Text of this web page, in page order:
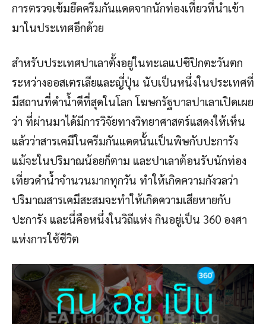
การตรวจเข้มยึดครีมกันแดดจากนักท่องเที่ยวที่นำเข้า
มาในประเทศอีกด้วย
สำหรับประเทศปาเลาตั้งอยู่ในทะเลแปซิปิกตะวันตก
ระหว่างออสเตรเลียและญี่ปุ่น นับเป็นหนึ่งในประเทศที่
มีสถานที่ดำน้ำดีที่สุดในโลก โฆษกรัฐบาลปาเลาเปิดเผย
ว่า ที่ผ่านมาได้มีการวิจัยทางวิทยาศาสตร์แสดงให้เห็น
แล้วว่าสารเคมีในครีมกันแดดนั้นเป็นพิษกับปะการัง
แม้จะในปริมาณน้อยก็ตาม และปาเลาต้อนรับนักท่อง
เที่ยวดำน้ำจำนวนมากทุกวัน ทำให้เกิดความกังวลว่า
ปริมาณสารเคมีสะสมจะทำให้เกิดความเสียหายกับ
ปะการัง และนี่คือหนึ่งในวิถีแห่ง กินอยู่เป็น 360 องศา
แห่งการใช้ชีวิต